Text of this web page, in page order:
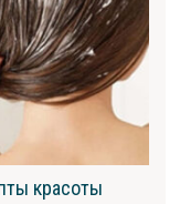
красоты